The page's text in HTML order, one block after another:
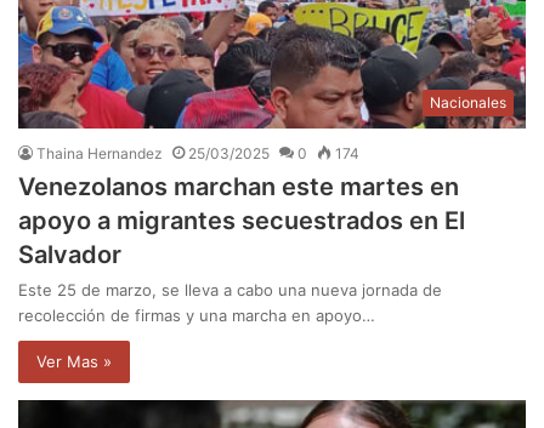
Nacionales
Thaina Hernandez 25/03/2025 0 174
Venezolanos marchan este martes en
apoyo a migrantes secuestrados en El
Salvador
Este 25 de marzo, se lleva a cabo una nueva jornada de
recolección de firmas y una marcha en apoyo…
Ver Mas »